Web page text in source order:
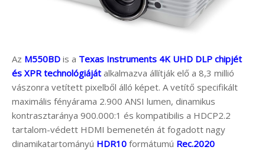
Az M550BD is a Texas Instruments 4K UHD DLP chipjét
és XPR technológiáját alkalmazva állítják elő a 8,3 millió
vászonra vetített pixelből álló képet. A vetítő specifikált
maximális fényárama 2.900 ANSI lumen, dinamikus
kontrasztaránya 900.000:1 és kompatibilis a HDCP2.2
tartalom-védett HDMI bemenetén át fogadott nagy
dinamikatartományú HDR10 formátumú Rec.2020